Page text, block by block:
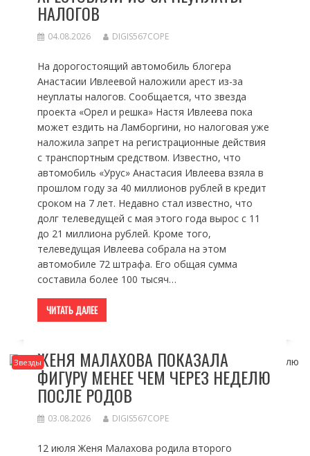
НАЛОГОВ
04.08.2026 DIGIS567COPE
На дорогостоящий автомобиль блогера
Анастасии Ивлеевой наложили арест из-за
неуплаты налогов. Сообщается, что звезда
проекта «Орел и решка» Настя Ивлеева пока
может ездить на Ламборгини, но налоговая уже
наложила запрет на регистрационные действия
с транспортным средством. Известно, что
автомобиль «Урус» Анастасия Ивлеева взяла в
прошлом году за 40 миллионов рублей в кредит
сроком на 7 лет. Недавно стал известно, что
долг телеведущей с мая этого года вырос с 11
до 21 миллиона рублей. Кроме того,
телеведущая Ивлеева собрала на этом
автомобиле 72 штрафа. Его общая сумма
составила более 100 тысяч…
ЧИТАТЬ ДАЛЕЕ
ЗвездыЖЕНЯ МАЛАХОВА ПОКАЗАЛА
ФИГУРУ МЕНЕЕ ЧЕМ ЧЕРЕЗ НЕДЕЛЮ
ПОСЛЕ РОДОВ
03.08.2026 DIGIS567COPE
12 июля Женя Малахова родила второго